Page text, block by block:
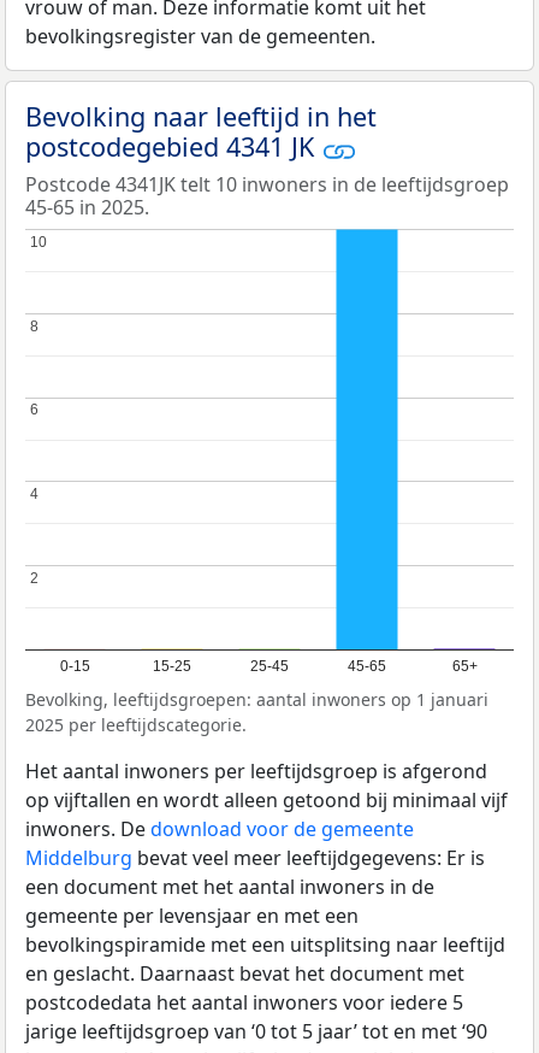
vrouw of man. Deze informatie komt uit het
bevolkingsregister van de gemeenten.
Bevolking naar leeftijd in het
postcodegebied 4341 JK
Postcode 4341JK telt 10 inwoners in de leeftijdsgroep
45-65 in 2025.
0-15 15-25 25-45 45-65 65+
2
2
4
4
6
6
8
8
10
10
Bevolking, leeftijdsgroepen: aantal inwoners op 1 januari
2025 per leeftijdscategorie.
Het aantal inwoners per leeftijdsgroep is afgerond
op vijftallen en wordt alleen getoond bij minimaal vijf
inwoners. Dedownload voor de gemeente
Middelburg bevat veel meer leeftijdgegevens: Er is
een document met het aantal inwoners in de
gemeente per levensjaar en met een
bevolkingspiramide met een uitsplitsing naar leeftijd
en geslacht. Daarnaast bevat het document met
postcodedata het aantal inwoners voor iedere 5
jarige leeftijdsgroep van ‘0 tot 5 jaar’ tot en met ‘90